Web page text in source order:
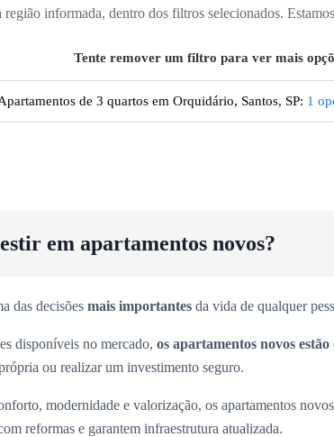
informada, dentro dos filtros selecionados.
Tente remover um filtro para ver mais
de 3 quartos em Orquidário, Santos, SP: 1
em apartamentos novos?
das decisões mais importantes da vida de qualquer
disponíveis no mercado, os apartamentos novos
ou realizar um investimento seguro.
modernidade e valorização, os apartamentos
reformas e garantem infraestrutura atualizada.